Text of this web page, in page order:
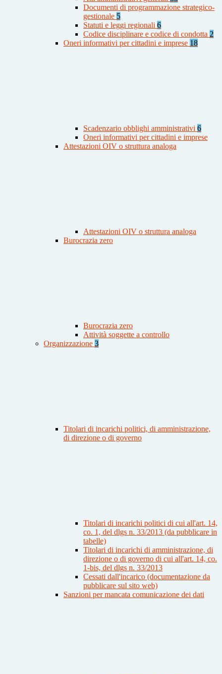
Documenti di programmazione strategico-
gestionale 5
Statuti e leggi regionali 6
Codice disciplinare e codice di condotta 2
Oneri informativi per cittadini e imprese 18
Scadenzario obblighi amministrativi 6
Oneri informativi per cittadini e imprese
Attestazioni OIV o struttura analoga
Attestazioni OIV o struttura analoga
Burocrazia zero
Burocrazia zero
Attività soggette a controllo
Organizzazione 3
Titolari di incarichi politici, di amministrazione,
di direzione o di governo
Titolari di incarichi politici di cui all'art. 14,
co. 1, del dlgs n. 33/2013 (da pubblicare in
tabelle)
Titolari di incarichi di amministrazione, di
direzione o di governo di cui all'art. 14, co.
1-bis, del dlgs n. 33/2013
Cessati dall'incarico (documentazione da
pubblicare sul sito web)
Sanzioni per mancata comunicazione dei dati